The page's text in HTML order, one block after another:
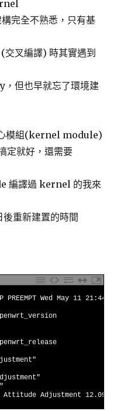
完全不熟悉，只有基
叉編譯) 時其實遇到
但也早就忘了環境建
模組(kernel module)
定就好，還需要
編譯過 kernel 的我來
重新建置的時間
PREEMPT Wed May 11
Attitude Adjustment 12.09.1"